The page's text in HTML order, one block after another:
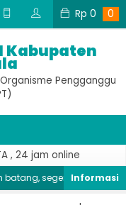
Rp 0 0
Kabupaten
Pengganggu
, 24 jam online
segera kendalikan